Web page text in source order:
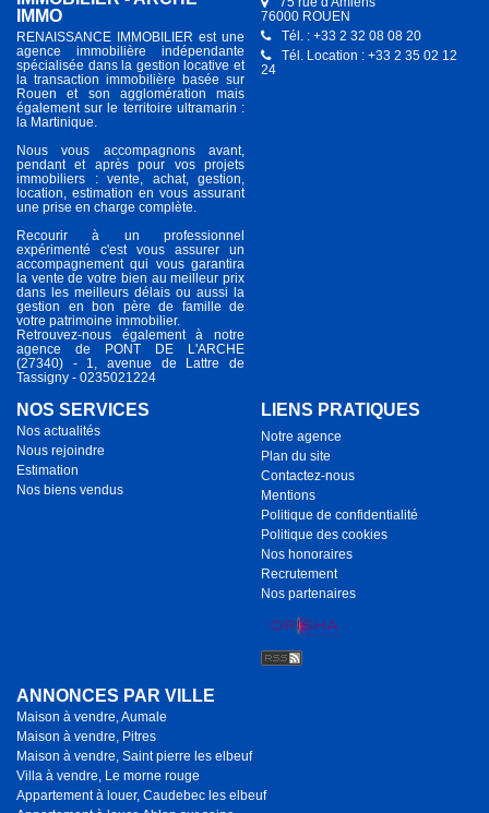
IMMO
RENAISSANCE IMMOBILIER est une
agence immobilière indépendante
spécialisée dans la gestion locative et
la transaction immobilière basée sur
Rouen et son agglomération mais
également sur le territoire ultramarin :
la Martinique.
Nous vous accompagnons avant,
pendant et après pour vos projets
immobiliers : vente, achat, gestion,
location, estimation en vous assurant
une prise en charge complète.
Recourir à un professionnel
expérimenté c'est vous assurer un
accompagnement qui vous garantira
la vente de votre bien au meilleur prix
dans les meilleurs délais ou aussi la
gestion en bon père de famille de
votre patrimoine immobilier.
Retrouvez-nous également à notre
agence de PONT DE L'ARCHE
(27340) - 1, avenue de Lattre de
Tassigny - 0235021224
76000 ROUEN
Tél. : +33 2 32 08 08 20
Tél. Location : +33 2 35 02 12
24
NOS SERVICES
Nos actualités
Nous rejoindre
Estimation
Nos biens vendus
LIENS PRATIQUES
Notre agence
Plan du site
Contactez-nous
Mentions
Politique de confidentialité
Politique des cookies
Nos honoraires
Recrutement
Nos partenaires
ANNONCES PAR VILLE
Maison à vendre, Aumale
Maison à vendre, Pitres
Maison à vendre, Saint pierre les elbeuf
Villa à vendre, Le morne rouge
Appartement à louer, Caudebec les elbeuf